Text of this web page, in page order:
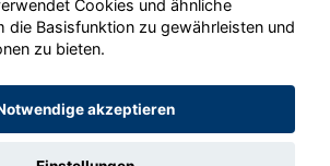
GmbH 2020 - 2026
Cookies und ähnliche
die Basisfunktion zu gewährleisten und
zu bieten.
akzeptieren